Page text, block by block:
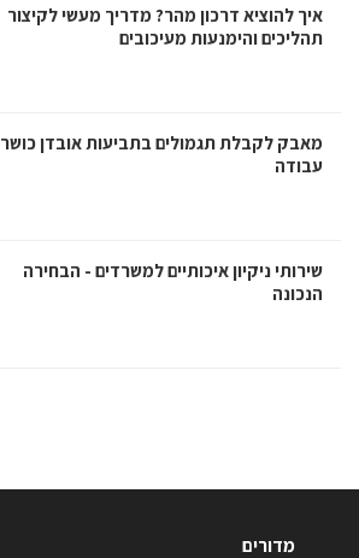
איך להוציא דרכון מהר? מדריך מעשי לקיצור
תהליכים והימנעות מעיכובים
מאבק לקבלת תגמולים בתביעות אובדן כושר
עבודה
שירותי ניקיון איכותיים למשרדים - הבחירה
הנכונה
מדורים